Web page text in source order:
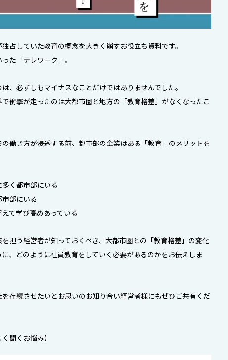
占していた教育の概念を大きく崩すお役立ち資料です。
た「テレワーク」。
、必ずしもマイナスなことだけではありませんでした。
衝撃が走ったのは大都市圏と地方の「教育格差」がなくなったこ
働き方が浸透する前、都市部の企業はある「教育」のメリットを
多く都市部にいる
市部にいる
て学び高めあっている
担う経営者が知っておくべき、大都市圏との「教育格差」の変化
、どのように社員教育をしていく必要があるのかをお伝えしま
存続させたいとお思いのお知り合い経営者様にもぜひご共有くだ
聞くお悩み】